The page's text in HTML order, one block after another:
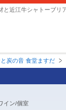
炭の音 食堂ますだ
イン/個室